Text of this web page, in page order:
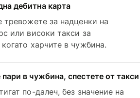
дебитна карта
тревожете за надценки на
или високи такси за
харчите в чужбина.
в чужбина, спестете от такси
по-далеч, без значение на